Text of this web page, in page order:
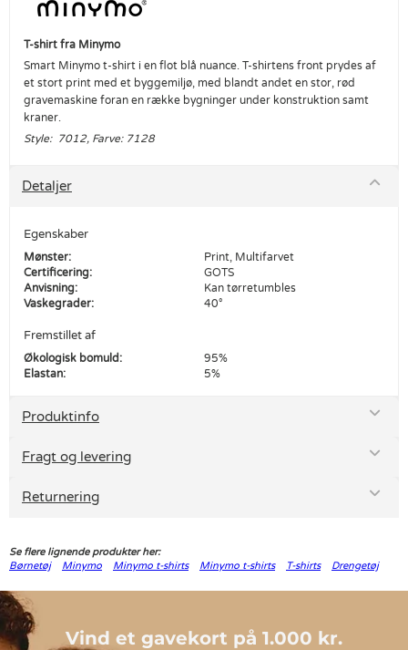
T-shirt fra Minymo
Smart Minymo t-shirt i en flot blå nuance. T-shirtens front prydes af
et stort print med et byggemiljø, med blandt andet en stor, rød
gravemaskine foran en række bygninger under konstruktion samt
kraner.
Style: 7012, Farve: 7128
Detaljer
Egenskaber
Mønster:
Print, Multifarvet
Certificering:
GOTS
Anvisning:
Kan tørretumbles
Vaskegrader:
40°
Fremstillet af
Økologisk bomuld:
95%
Elastan:
5%
Produktinfo
Fragt og levering
Returnering
Se flere lignende produkter her:
Børnetøj
Minymo Minymo t-shirts Minymo t-shirts T-shirts Drengetøj
Vind et gavekort på 1.000 kr.